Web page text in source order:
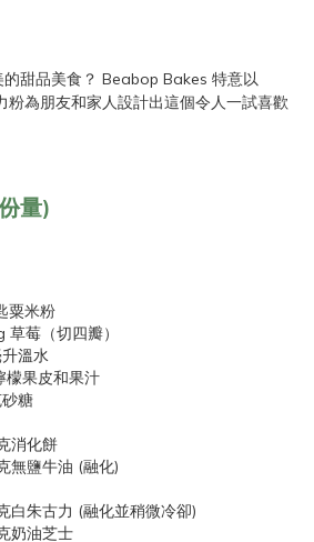
甜品美食？ Beabop Bakes 特意以
為朋友和家人設計出這個令人一試喜歡
量)
粟米粉
草莓（切四瓣）
溫水
檬果皮和果汁
糖
消化餅
無鹽牛油 (融化)
白朱古力 (融化並稍微冷卻)
奶油芝士